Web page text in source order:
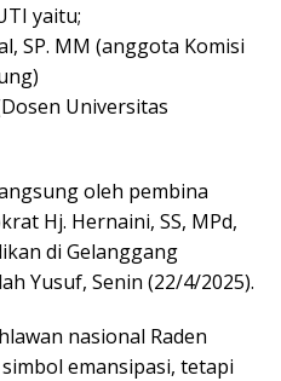
yaitu;
SP. MM (anggota Komisi
Universitas
oleh pembina
Hj. Hernaini, SS, MPd,
di Gelanggang
Yusuf, Senin (22/4/2025).
nasional Raden
emansipasi, tetapi